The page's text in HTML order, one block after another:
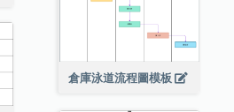
倉庫泳道流程圖模板